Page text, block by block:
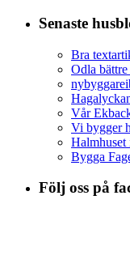
Senaste
Bra
Odla
Vår
Vi bygger
Halmhuset
Bygga
Följ oss på